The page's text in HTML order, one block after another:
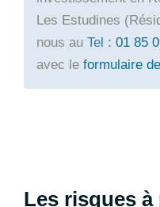
Les Estudines
nous au Tel : 01 85
avec le formulaire
Les risques à